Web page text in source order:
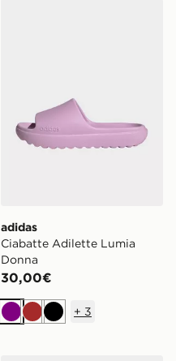
adidas
Ciabatte Adilette Lumia
Donna
30,00€
ViolaMarrone
Nero
+ 3